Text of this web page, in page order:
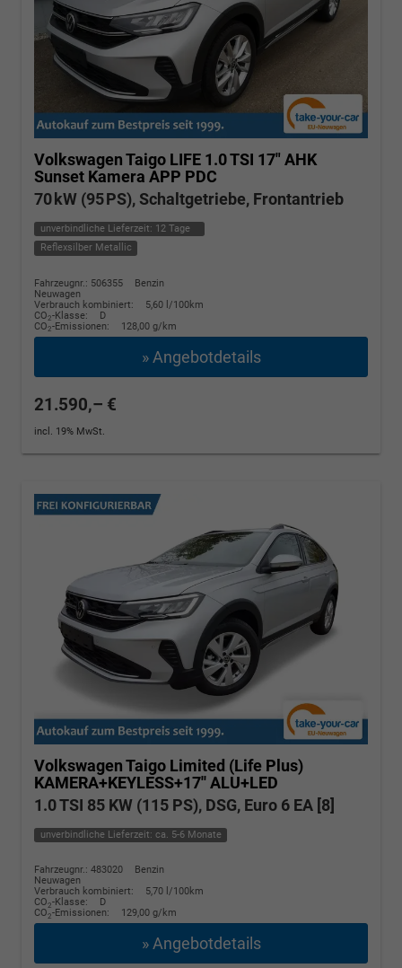
Volkswagen Taigo LIFE 1.0 TSI 17" AHK
Sunset Kamera APP PDC
70 kW (95 PS), Schaltgetriebe, Frontantrieb
unverbindliche Lieferzeit: 12 Tage
Reflexsilber Metallic
Fahrzeugnr.: 506355
Benzin
Neuwagen
Verbrauch kombiniert:
5,60 l/100km
CO2-Klasse:
D
CO2-Emissionen: 128,00 g/km
» Angebotdetails
21.590,– €
incl. 19% MwSt.
Volkswagen Taigo Limited (Life Plus)
KAMERA+KEYLESS+17'' ALU+LED
1.0 TSI 85 KW (115 PS), DSG, Euro 6 EA [8]
unverbindliche Lieferzeit: ca. 5-6 Monate
Fahrzeugnr.: 483020
Benzin
Neuwagen
Verbrauch kombiniert:
5,70 l/100km
CO2-Klasse:
D
CO2-Emissionen: 129,00 g/km
» Angebotdetails